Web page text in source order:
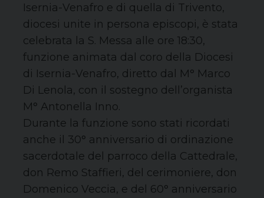
Isernia-Venafro e di quella di Trivento,
diocesi unite in persona episcopi, è stata
celebrata la S. Messa alle ore 18:30,
funzione animata dal coro della Diocesi
di Isernia-Venafro, diretto dal M° Marco
Di Lenola, con il sostegno dell’organista
M° Antonella Inno.
Durante la funzione sono stati ricordati
anche il 30° anniversario di ordinazione
sacerdotale del parroco della Cattedrale,
don Remo Staffieri, del cerimoniere, don
Domenico Veccia, e del 60° anniversario